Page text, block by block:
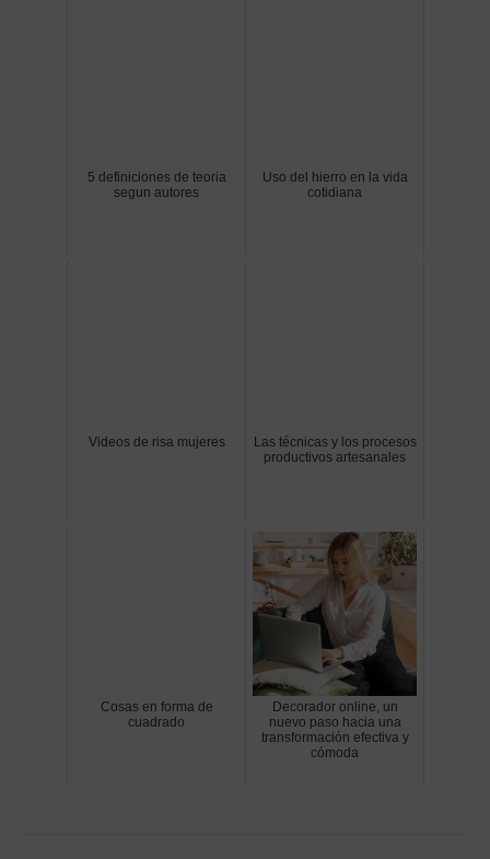
5 definiciones de teoria
segun autores
Uso del hierro en la vida
cotidiana
Videos de risa mujeres
Las técnicas y los procesos
productivos artesanales
Cosas en forma de
cuadrado
Decorador online, un
nuevo paso hacia una
transformación efectiva y
cómoda